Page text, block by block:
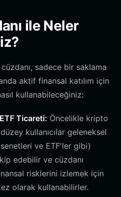
ile Neler
sadece bir saklama
aktif finansal katılım için
kullanabileceğiniz:
Ticareti: Öncelikle kripto
kullanıcılar geleneksel
senetleri ve ETF'ler gibi)
edebilir ve cüzdanı
risklerini izlemek için
olarak kullanabilirler.